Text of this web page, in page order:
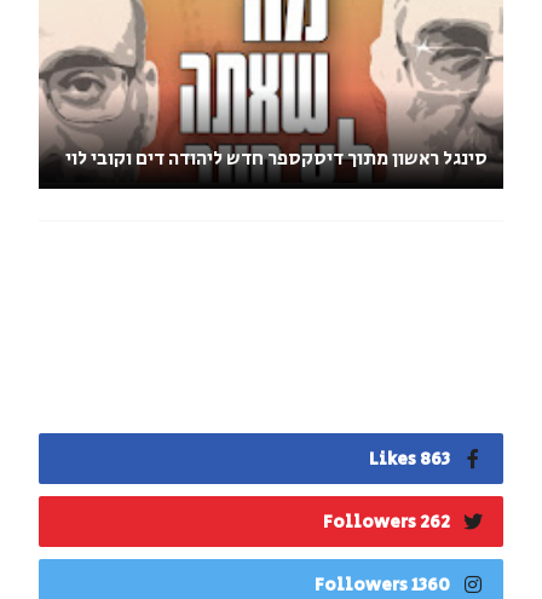
סינגל ראשון מתוך דיסקספר חדש ליהודה דים וקובי לוי
863 Likes
262 Followers
1360 Followers